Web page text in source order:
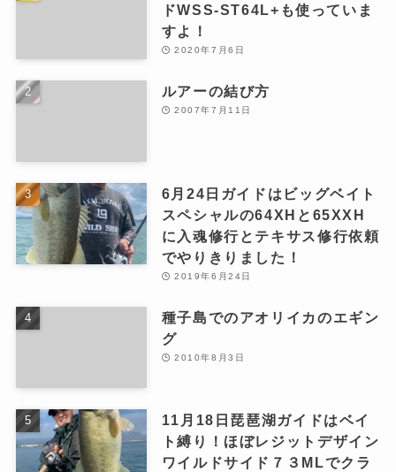
ドWSS-ST64L+も使っていま
すよ！
2020年7月6日
ルアーの結び方
2007年7月11日
6月24日ガイドはビッグベイト
スペシャルの64XHと65XXH
に入魂修行とテキサス修行依頼
でやりきりました！
2019年6月24日
種子島でのアオリイカのエギン
グ
2010年8月3日
11月18日琵琶湖ガイドはベイ
ト縛り！ほぼレジットデザイン
ワイルドサイド７３MLでクラ